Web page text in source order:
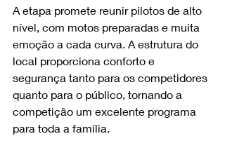
A etapa promete reunir pilotos de alto
nível, com motos preparadas e muita
emoção a cada curva. A estrutura do
local proporciona conforto e
segurança tanto para os competidores
quanto para o público, tornando a
competição um excelente programa
para toda a família.